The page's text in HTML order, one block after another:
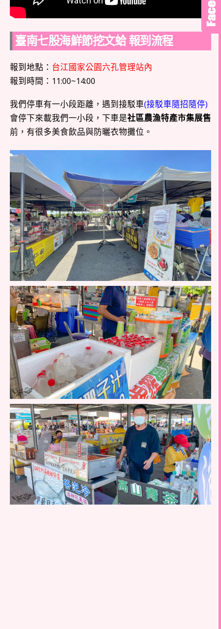
臺南七股海鮮節挖文蛤 報到流程
報到地點： 台江國家公園六孔管理站內
報到時間：11:00~14:00
我們停車有一小段距離，遇到接駁車(接駁車隨招隨停)
會停下來載我們一小段，下車是社區農漁特產市集展售
前，有很多美食飲品與防曬衣物攤位。